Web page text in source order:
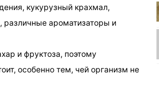
кукурузный крахмал,
различные ароматизаторы и
и фруктоза, поэтому
особенно тем, чей организм не